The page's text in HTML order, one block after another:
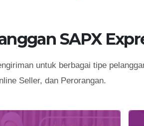
SAPX
untuk berbagai tipe
Seller, dan Perorangan.